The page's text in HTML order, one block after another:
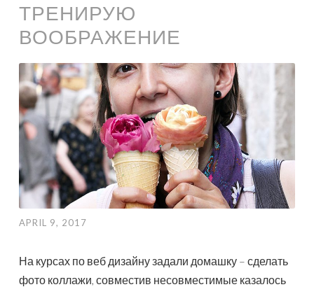
ТРЕНИРУЮ
ВООБРАЖЕНИЕ
APRIL 9, 2017
На курсах по веб дизайну задали домашку – сделать
фото коллажи, совместив несовместимые казалось